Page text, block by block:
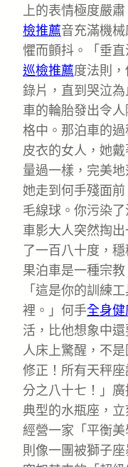
上的表情極度嚴
檢推薦音充滿機
懼而顫抖。「垂
巡檢推薦度法則
錄片，直到哭泣
車的輪胎發出令
格中。那泊車的
皮衣的女人，她
量過一樣，完美
她走到何手殘面
毛線球。你污染
車影大人突然掏
了一百八十度，
果泊車是一種宗
「這是你的訓練
裡。」何手全身
活，比他想象中
人床上驚醒，不
修正！所有天秤
分之八十七！」
典型的水瓶座，
經營一家「平衡
則像一團被獅子